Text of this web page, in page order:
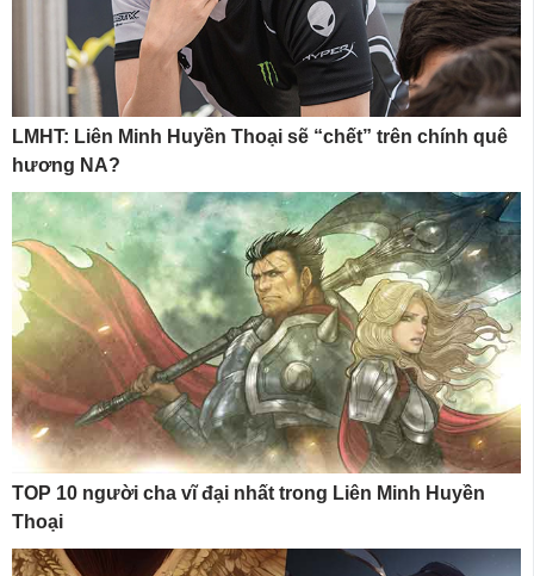
LMHT: Liên Minh Huyền Thoại sẽ “chết” trên chính quê
hương NA?
TOP 10 người cha vĩ đại nhất trong Liên Minh Huyền
Thoại